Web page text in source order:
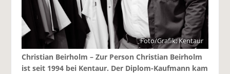
Foto/Grafik: Kentaur
Christian Beirholm – Zur Person Christian Beirholm
ist seit 1994 bei Kentaur. Der Diplom-Kaufmann kam